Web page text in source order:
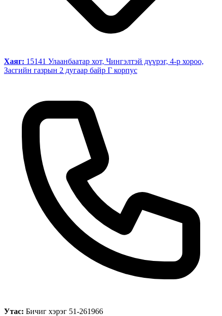
Хаяг: 15141 Улаанбаатар хот, Чингэлтэй дүүрэг, 4-р хороо,
Засгийн газрын 2 дугаар байр Г корпус
Утас: Бичиг хэрэг 51-261966